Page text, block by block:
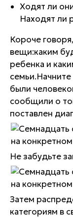
Ходят ли
Находят ли
Короче
вещи:каким
ребенка и
были
сообщили о
поставлен
Не забудьте
Затем
категориям в